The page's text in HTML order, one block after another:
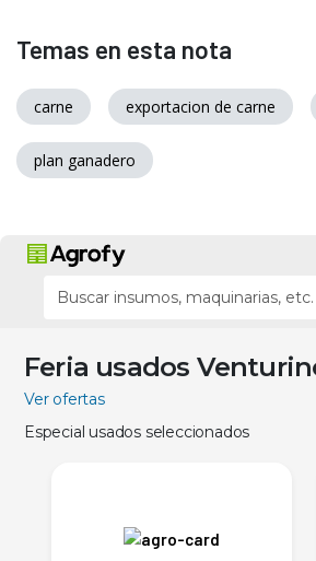
Temas en esta nota
carne exportacion de carne
plan ganadero
Feria usados
Ver ofertas
Especial usados seleccionados